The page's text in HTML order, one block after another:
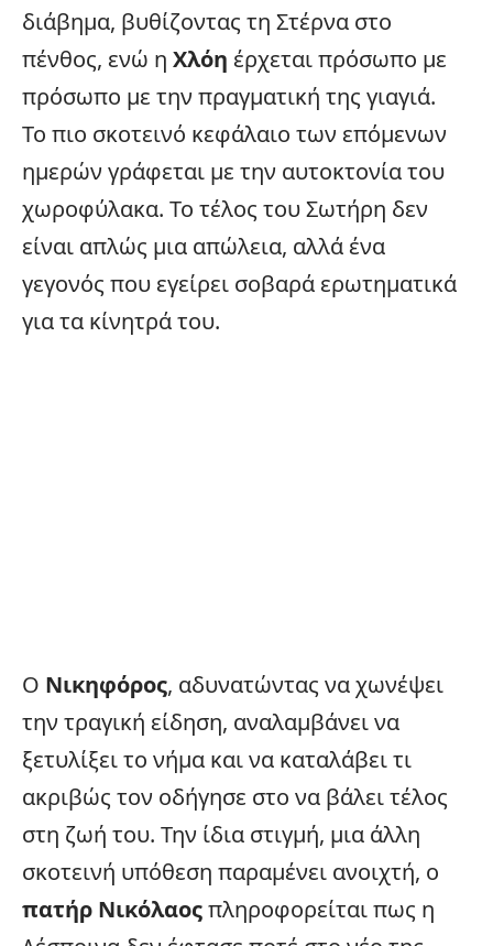
διάβημα, βυθίζοντας τη Στέρνα στο
πένθος, ενώ η Χλόη έρχεται πρόσωπο με
πρόσωπο με την πραγματική της γιαγιά.
Το πιο σκοτεινό κεφάλαιο των επόμενων
ημερών γράφεται με την αυτοκτονία του
χωροφύλακα. Το τέλος του Σωτήρη δεν
είναι απλώς μια απώλεια, αλλά ένα
γεγονός που εγείρει σοβαρά ερωτηματικά
για τα κίνητρά του.
Ο Νικηφόρος, αδυνατώντας να χωνέψει
την τραγική είδηση, αναλαμβάνει να
ξετυλίξει το νήμα και να καταλάβει τι
ακριβώς τον οδήγησε στο να βάλει τέλος
στη ζωή του. Την ίδια στιγμή, μια άλλη
σκοτεινή υπόθεση παραμένει ανοιχτή, ο
πατήρ Νικόλαοςπληροφορείται πως η